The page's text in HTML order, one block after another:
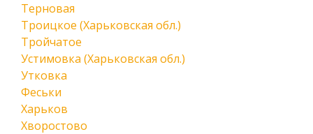
Терновая
Троицкое (Харьковская обл.)
Тройчатое
Устимовка (Харьковская обл.)
Утковка
Феськи
Харьков
Хворостово